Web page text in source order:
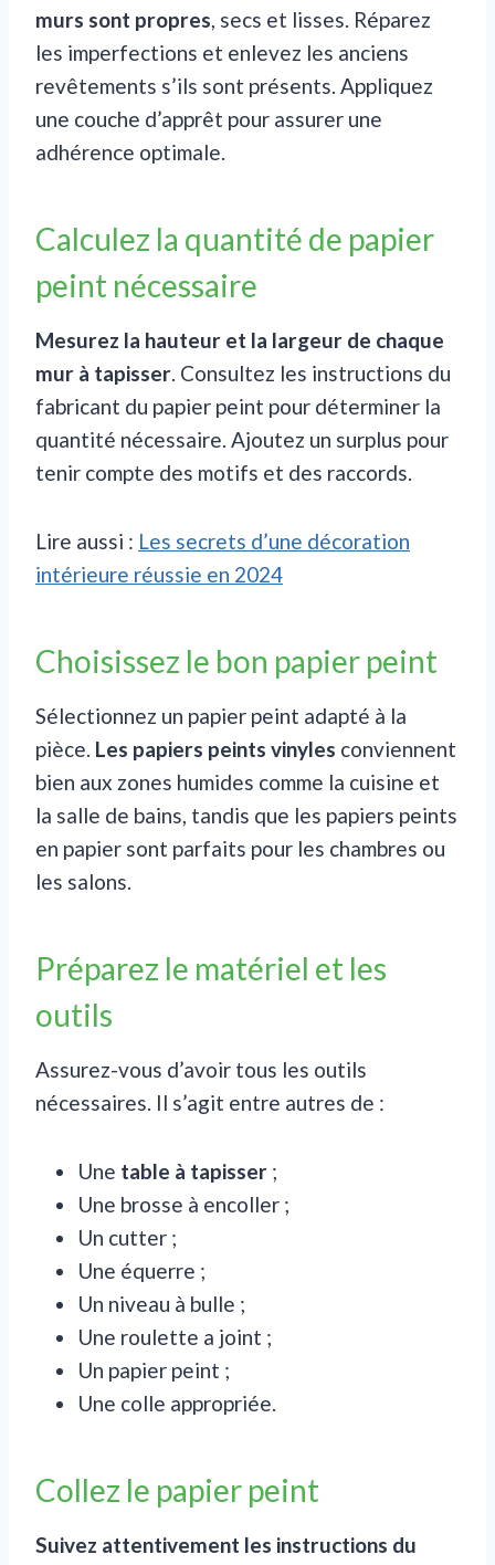
murs sont propres, secs et lisses. Réparez
les imperfections et enlevez les anciens
revêtements s’ils sont présents. Appliquez
une couche d’apprêt pour assurer une
adhérence optimale.
Calculez la quantité de papier
peint nécessaire
Mesurez la hauteur et la largeur de chaque
mur à tapisser. Consultez les instructions du
fabricant du papier peint pour déterminer la
quantité nécessaire. Ajoutez un surplus pour
tenir compte des motifs et des raccords.
Lire aussi : Les secrets d’une décoration
intérieure réussie en 2024
Choisissez le bon papier peint
Sélectionnez un papier peint adapté à la
pièce. Les papiers peints vinyles conviennent
bien aux zones humides comme la cuisine et
la salle de bains, tandis que les papiers peints
en papier sont parfaits pour les chambres ou
les salons.
Préparez le matériel et les
outils
Assurez-vous d’avoir tous les outils
nécessaires. Il s’agit entre autres de :
Une table à tapisser ;
Une brosse à encoller ;
Un cutter ;
Une équerre ;
Un niveau à bulle ;
Une roulette a joint ;
Un papier peint ;
Une colle appropriée.
Collez le papier peint
Suivez attentivement les instructions du